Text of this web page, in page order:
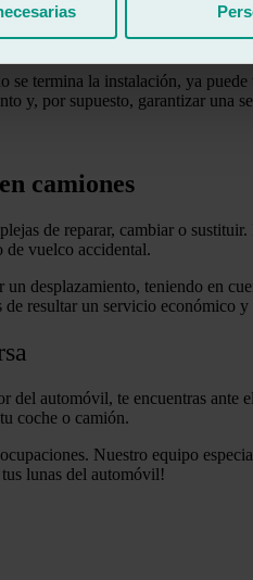
camiones, se distingue entre
circular.
termina la instalación, ya
y, por supuesto, garantizar una
camiones
de reparar, cambiar o
de vuelco accidental.
desplazamiento, teniendo en
de resultar un servicio económico
del automóvil, te encuentras
coche o camión.
Nuestro equipo
lunas del automóvil!